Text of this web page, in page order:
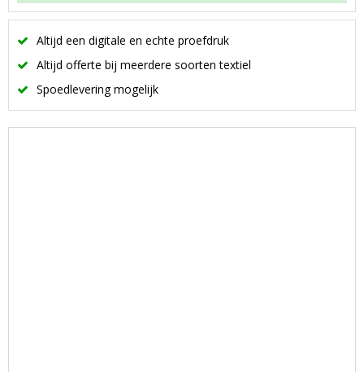
Altijd een digitale en echte proefdruk
Altijd offerte bij meerdere soorten textiel
Spoedlevering mogelijk